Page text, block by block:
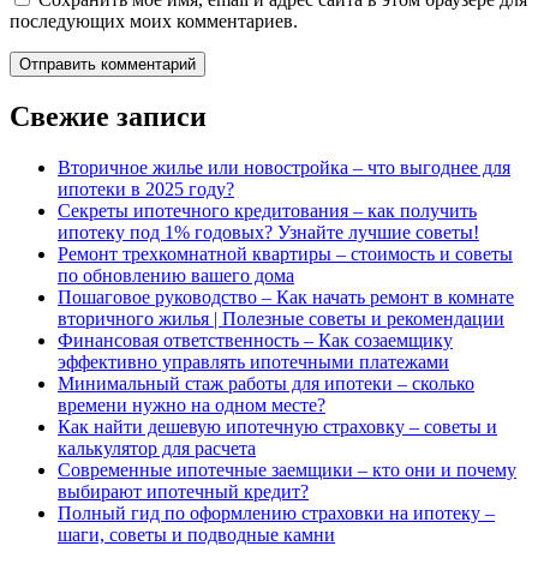
последующих моих комментариев.
Свежие записи
Вторичное жилье или новостройка – что выгоднее для
ипотеки в 2025 году?
Секреты ипотечного кредитования – как получить
ипотеку под 1% годовых? Узнайте лучшие советы!
Ремонт трехкомнатной квартиры – стоимость и советы
по обновлению вашего дома
Пошаговое руководство – Как начать ремонт в комнате
вторичного жилья | Полезные советы и рекомендации
Финансовая ответственность – Как созаемщику
эффективно управлять ипотечными платежами
Минимальный стаж работы для ипотеки – сколько
времени нужно на одном месте?
Как найти дешевую ипотечную страховку – советы и
калькулятор для расчета
Современные ипотечные заемщики – кто они и почему
выбирают ипотечный кредит?
Полный гид по оформлению страховки на ипотеку –
шаги, советы и подводные камни